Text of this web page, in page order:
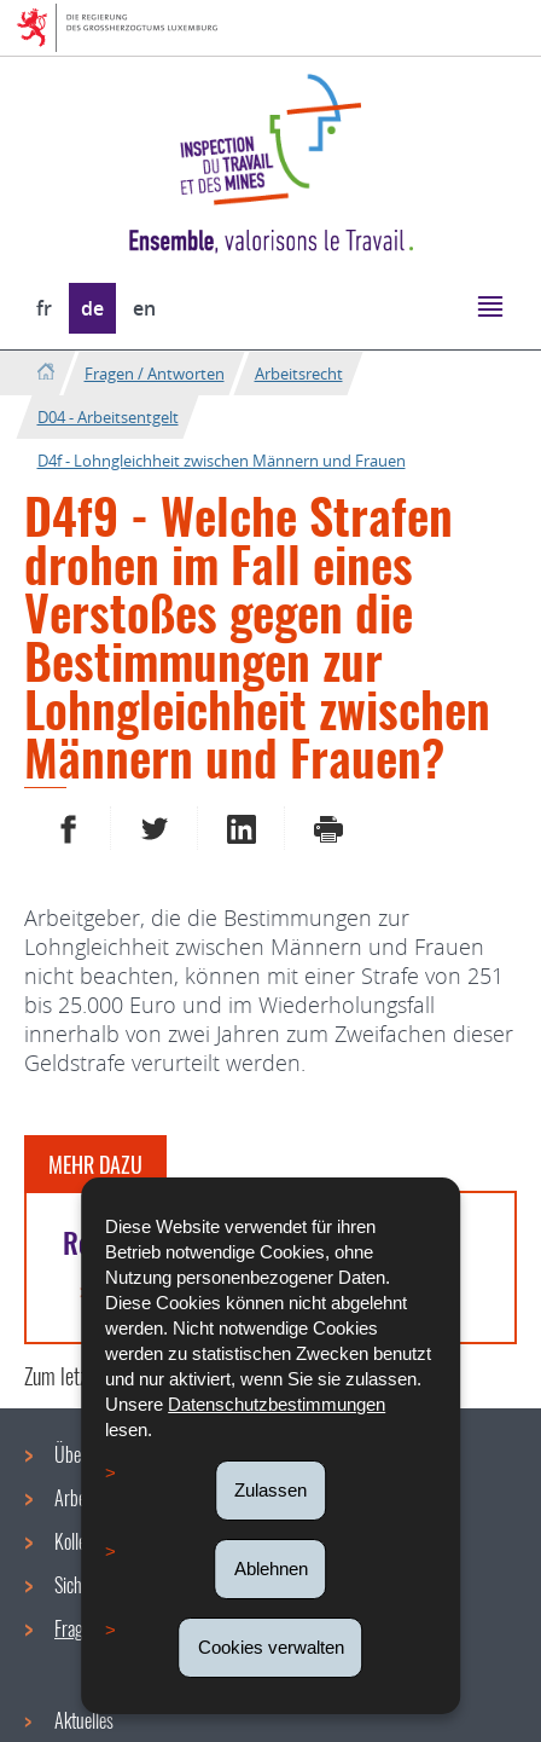
Diese Website verwendet für ihren
Betrieb notwendige Cookies, ohne
Nutzung personenbezogener Daten.
Diese Cookies können nicht abgelehnt
werden. Nicht notwendige Cookies
werden zu statistischen Zwecken benutzt
und nur aktiviert, wenn Sie sie zulassen.
Unsere Datenschutzbestimmungen
lesen.
Zulassen
Ablehnen
Cookies verwalten
Zur
Navigation
Zum
Inhalt
Sprache
wechseln
fr de en
Fragen / Antworten
Arbeitsrecht
D04 - Arbeitsentgelt
D4f - Lohngleichheit zwischen Männern und Frauen
D4f9 - Welche Strafen
drohen im Fall eines
Verstoßes gegen die
Bestimmungen zur
Lohngleichheit zwischen
Männern und Frauen?
AUF FACEBOOK TEILENAUF TWITTER TEILENAUF LINKEDIN TEILEN
DRUCKEN
Arbeitgeber, die die Bestimmungen zur
Lohngleichheit zwischen Männern und Frauen
nicht beachten, können mit einer Strafe von 251
bis 25.000 Euro und im Wiederholungsfall
innerhalb von zwei Jahren zum Zweifachen dieser
Geldstrafe verurteilt werden.
MEHR DAZU
Rechtsgrundlagen
Artikel L. 225-5 des Arbeitsgesetzbuchs
Zum letzten Mal aktualisiert am02/04/2021
Navigationsmenü
Über uns
Arbeitsbedingungen
Kollektive Vereinbarungen
Sicherheit/Gesundheit am Arbeitsplatz
Fragen / Antworten
Aktuelles